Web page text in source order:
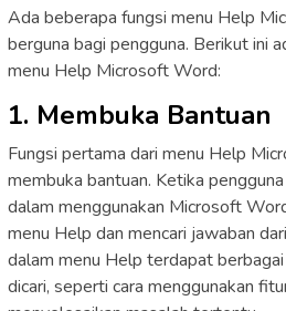
Ada beberapa fungsi menu Help
berguna bagi pengguna. Berikut ini
menu Help Microsoft Word:
1. Membuka Bantuan
Fungsi pertama dari menu Help
membuka bantuan. Ketika
dalam menggunakan Microsoft
menu Help dan mencari jawaban
dalam menu Help terdapat
dicari, seperti cara menggunakan